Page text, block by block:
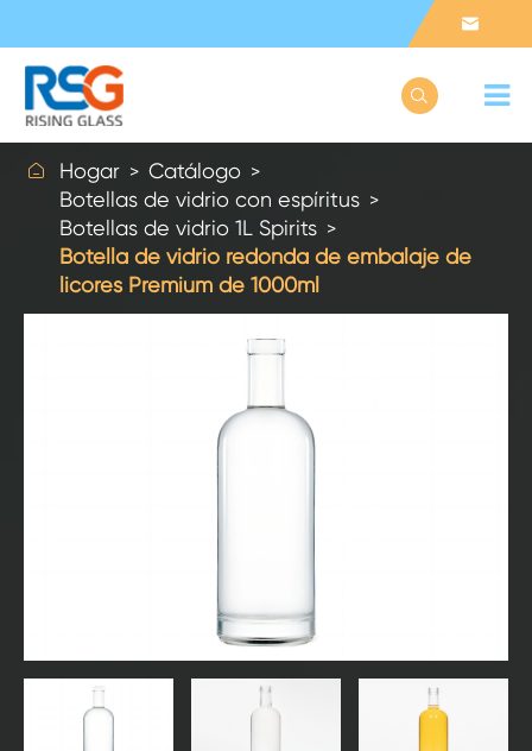


 Hogar
Catálogo
Botellas de vidrio con espíritus
Botellas de vidrio 1L Spirits
Botella de vidrio redonda de embalaje de
licores Premium de 1000ml